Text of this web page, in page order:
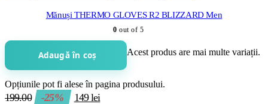
Mănuși THERMO GLOVES R2 BLIZZARD Men
0 out of 5
Adaugă în coș Acest produs are mai multe variații.
Opțiunile pot fi alese în pagina produsului.
199.00 -25% 149lei